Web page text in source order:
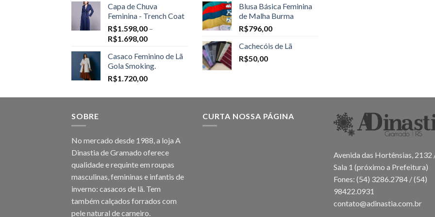
Capa de Chuva
Feminina - Trench Coat
R$1.598,00 –
R$1.698,00Price
R$1.598,00
through
R$1.698,00
Casaco Feminino de Lã
Gola Smoking.
R$1.720,00
Blusa Básica Feminina
de Malha Burma
R$796,00
Cachecóis de Lã
R$50,00
SOBRE
No mercado desde 1988, a loja A
Dinastia de Gramado oferece
qualidade e requinte em roupas
masculinas, femininas e infantis de
inverno: casacos de lã. Tem
também calçados forrados com
pele natural de carneiro.
CURTA NOSSA PÁGINA
Avenida das Hortênsias, 2132
Sala 1 (próximo a Prefeitura)
Fones: (54) 3286.2784 / (54)
98422.0931
contato@adinastia.com.br